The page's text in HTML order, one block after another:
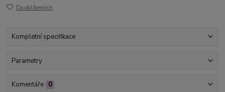
Do oblíbených
Kompletní specifikace
Parametry
Komentáře 0